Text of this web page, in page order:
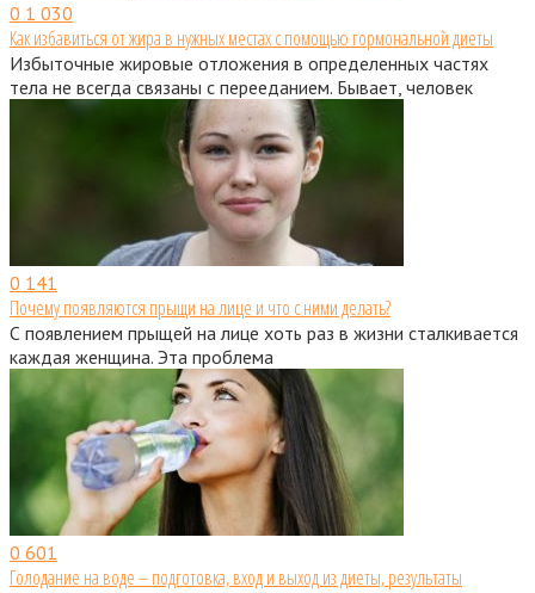
0 1 030
Как избавиться от жира в нужных местах с помощью гормональной диеты
Избыточные жировые отложения в определенных частях
тела не всегда связаны с перееданием. Бывает, человек
0 141
Почему появляются прыщи на лице и что с ними делать?
С появлением прыщей на лице хоть раз в жизни сталкивается
каждая женщина. Эта проблема
0 601
Голодание на воде – подготовка, вход и выход из диеты, результаты